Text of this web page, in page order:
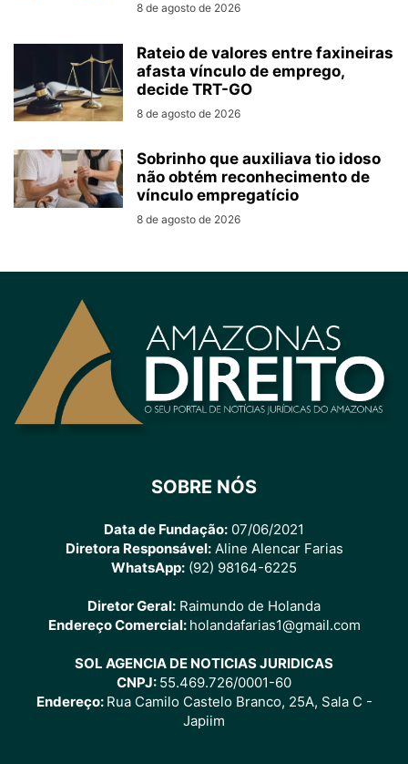
8 de agosto de 2026
Rateio de valores entre faxineiras
afasta vínculo de emprego,
decide TRT-GO
8 de agosto de 2026
Sobrinho que auxiliava tio idoso
não obtém reconhecimento de
vínculo empregatício
8 de agosto de 2026
SOBRE NÓS
Data de Fundação: 07/06/2021
Diretora Responsável:Aline Alencar Farias
WhatsApp: (92) 98164-6225
Diretor Geral: Raimundo de Holanda
Endereço Comercial: holandafarias1@gmail.com
SOL AGENCIA DE NOTICIAS JURIDICAS
CNPJ: 55.469.726/0001-60
Endereço: Rua Camilo Castelo Branco, 25A, Sala C -
Japiim